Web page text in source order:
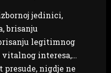
jedinici,
brisanju
legitimnog
interesa,…
nigdje ne